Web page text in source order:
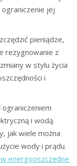
jej
pieniądze,
rezygnowanie z
w stylu życia
i
i wodą.
jak wiele można
wody i prądu.
energooszczędne